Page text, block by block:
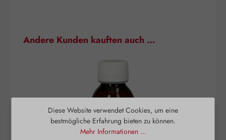
Produktgalerie überspringen
Andere Kunden kauften auch …
Diese Website verwendet Cookies, um eine
bestmögliche Erfahrung bieten zu können.
Mehr Informationen ...